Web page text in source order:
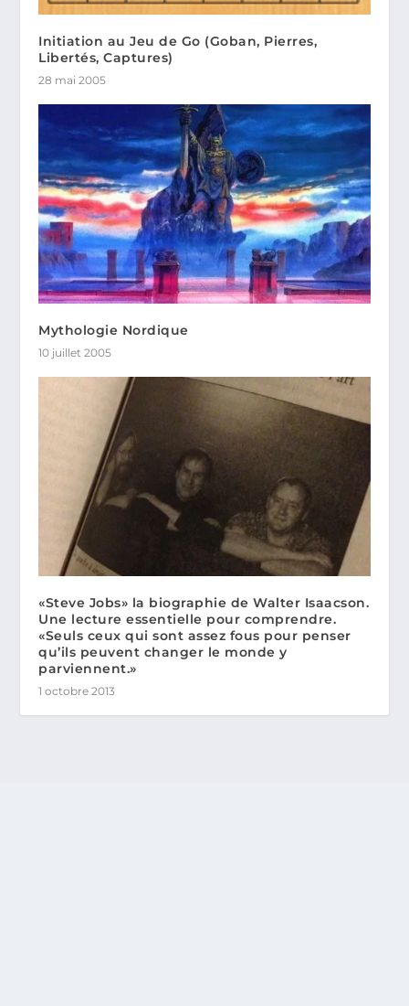
Initiation au Jeu de Go (Goban, Pierres,
Libertés, Captures)
28 mai 2005
Mythologie Nordique
10 juillet 2005
«Steve Jobs» la biographie de Walter Isaacson.
Une lecture essentielle pour comprendre.
«Seuls ceux qui sont assez fous pour penser
qu’ils peuvent changer le monde y
parviennent.»
1 octobre 2013